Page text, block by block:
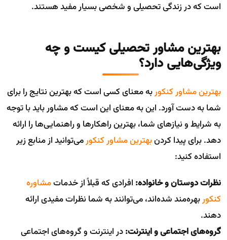
است که در زندگی تحصیلی و شخصی بسیار مفید هستند.
بهترین مشاور تحصیلی کیست و چه
ویژگی‌هایی دارد؟
بهترین مشاور کنکوربه معنای کسی است که بهترین نتایج را برای
شما به دست آورد. این به معنای این است که مشاور باید با توجه
به شرایط و نیازهای شما، بهترین راهکارها و راهنمایی‌ها را ارائه
دهد. برای پیدا کردنبهترین مشاور کنکورمی‌توانید از منابع زیر
استفاده کنید:
نظرات دوستان و خانواده: افرادی که قبلاً از خدماتمشاوره
کنکوربهره‌مند شده‌اند، می‌توانند به شما نظرات مفیدی ارائه
دهند.
گروه‌های اجتماعی و اینترنت:در اینترنت و گروه‌های اجتماعی